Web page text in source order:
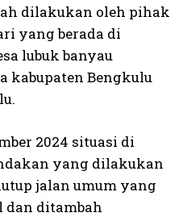
dilakukan oleh pihak
yang berada di
lubuk banyau
kabupaten Bengkulu
2024 situasi di
yang dilakukan
jalan umum yang
dan ditambah